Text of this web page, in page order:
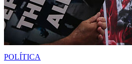
POLÍTICA